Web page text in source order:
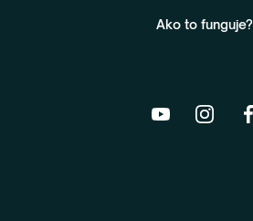
Ako to funguje?